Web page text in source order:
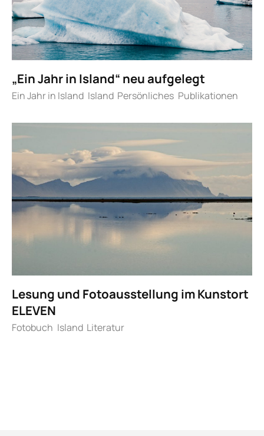
„Ein Jahr in Island“ neu aufgelegt
Ein Jahr in Island Island Persönliches Publikationen
Lesung und Fotoausstellung im Kunstort
ELEVEN
Fotobuch Island Literatur